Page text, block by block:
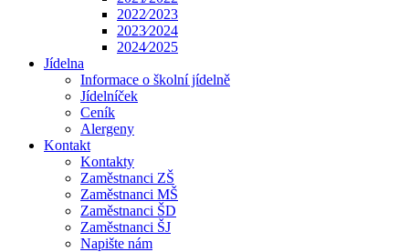
2022⁄2023
2023⁄2024
2024⁄2025
Jídelna
Informace o školní jídelně
Jídelníček
Ceník
Alergeny
Kontakt
Kontakty
Zaměstnanci ZŠ
Zaměstnanci MŠ
Zaměstnanci ŠD
Zaměstnanci ŠJ
Napište nám